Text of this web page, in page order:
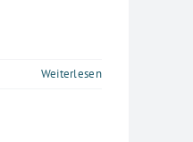
Weiterlesen